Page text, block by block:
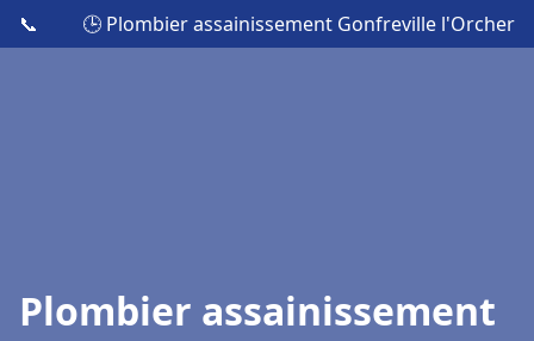
📞 🕒 Plombier assainissement Gonfreville l'Orcher
Plombier assainissement